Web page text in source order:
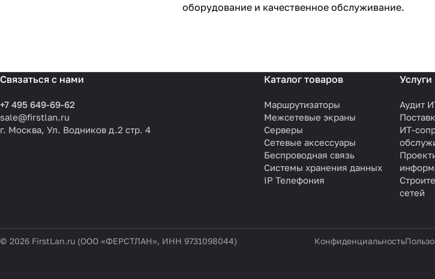
оборудование и качественное обслуживание.
Связаться с нами
+7 495 649-69-62
sale@firstlan.ru
г. Москва, Ул. Водников д.2 стр. 4
Каталог товаров
Маршрутизаторы
Межсетевые экраны
Серверы
Сетевые аксессуары
Беспроводная связь
Системы хранения данных
IP Телефония
Услуги
Аудит
ИТ-
сетей
© 2026 FirstLan.ru (ООО «ФЕРСТЛАН», ИНН 9731098044) Конфиденциальность